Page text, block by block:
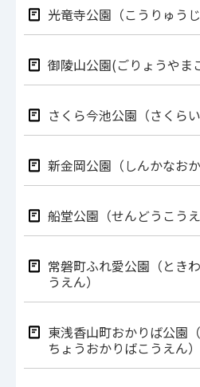
光竜寺公園（こうりゅうじ
御陵山公園(ごりょうやま
さくら今池公園（さくら
新金岡公園（しんかなおか
船堂公園（せんどうこうえ
常磐町ふれ愛公園（とき
うえん）
東浅香山町おかりば公園
ちょうおかりばこうえん）